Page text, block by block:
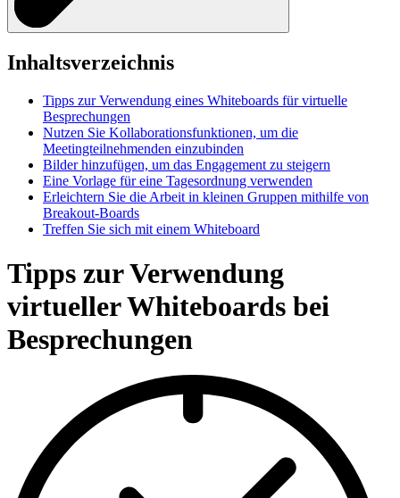
Inhaltsverzeichnis
Tipps zur Verwendung eines Whiteboards für virtuelle
Besprechungen
Nutzen Sie Kollaborationsfunktionen, um die
Meetingteilnehmenden einzubinden
Bilder hinzufügen, um das Engagement zu steigern
Eine Vorlage für eine Tagesordnung verwenden
Erleichtern Sie die Arbeit in kleinen Gruppen mithilfe von
Breakout-Boards
Treffen Sie sich mit einem Whiteboard
Tipps zur Verwendung
virtueller Whiteboards bei
Besprechungen